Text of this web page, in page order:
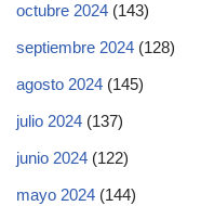
octubre 2024 (143)
septiembre 2024 (128)
agosto 2024 (145)
julio 2024 (137)
junio 2024 (122)
mayo 2024 (144)